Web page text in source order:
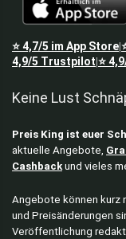
⭐4,7/5 im App Store
4,9/5 Trustpilot ⭐
Keine Lust
Preis King ist euer
aktuelle Angebote,
Cashbackund vieles
Angebote können kurz
und Preisänderungen
Veröffentlichung